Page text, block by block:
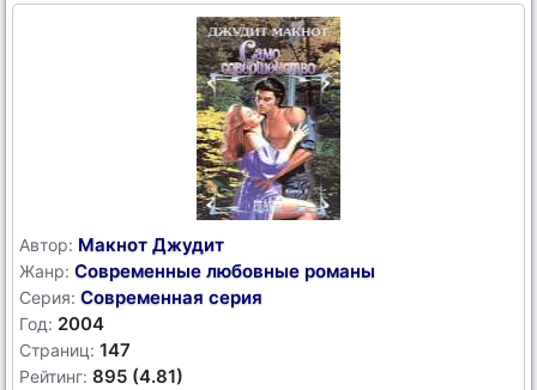
Автор: Макнот Джудит
Жанр: Современные любовные романы
Серия: Современная серия
Год: 2004
Страниц: 147
Рейтинг: 895 (4.81)